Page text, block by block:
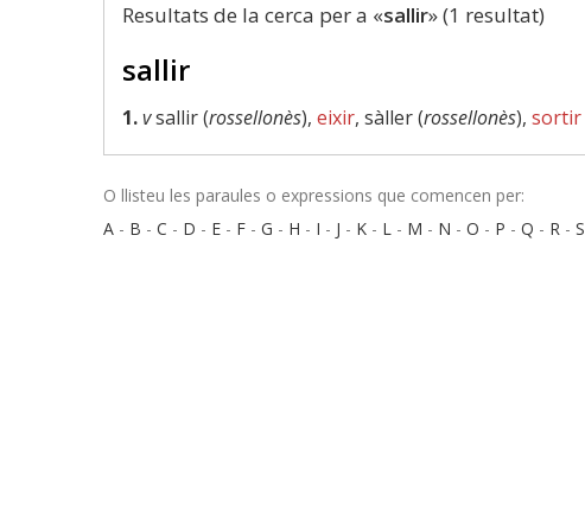
Resultats de la cerca per a «sallir» (1 resultat)
sallir
1.vsallir (rossellonès), eixir, sàller (rossellonès), sortir
O llisteu les paraules o expressions que comencen per:
A - B - C - D - E - F - G - H - I - J - K - L - M - N - O - P - Q - R - S